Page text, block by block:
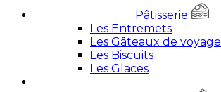
Pâtisserie
Les Entremets
Les Gâteaux de voyage
Les Biscuits
Les Glaces